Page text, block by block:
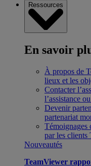
Ressources
En savoir
À propos de
lieux et les
Contacter
l’assistance
Devenir
partenariat
Témoignages
par les clients
Nouveautés
TeamViewer